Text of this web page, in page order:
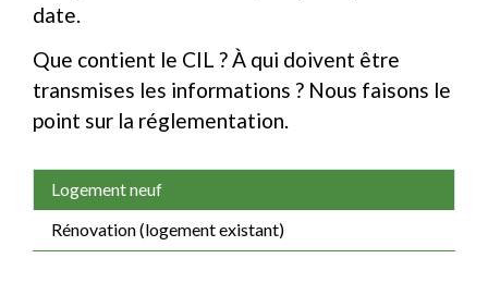
date.
Que contient le CIL ? À qui doivent être
transmises les informations ? Nous faisons le
point sur la réglementation.
Logement neuf
Rénovation (logement existant)